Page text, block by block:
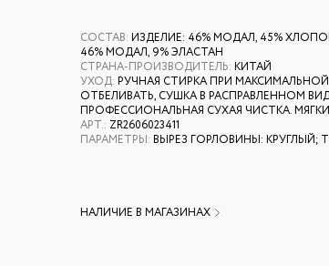
СОСТАВ: ИЗДЕЛИЕ: 46% МОДАЛ, 45%
46% МОДАЛ, 9% ЭЛАСТАН
СТРАНА-ПРОИЗВОДИТЕЛЬ: КИТАЙ
УХОД: РУЧНАЯ СТИРКА ПРИ МАКСИМАЛЬНОЙ
ОТБЕЛИВАТЬ, СУШКА В РАСПРАВЛЕННОМ
ПРОФЕССИОНАЛЬНАЯ СУХАЯ ЧИСТКА.
АРТ.: ZR2606023411
ПАРАМЕТРЫ: ВЫРЕЗ ГОРЛОВИНЫ: КРУГЛЫЙ;
НАЛИЧИЕ В МАГАЗИНАХ